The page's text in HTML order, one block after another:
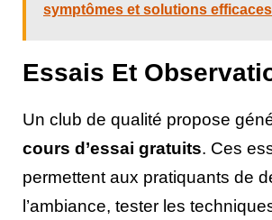
symptômes et solutions efficaces
Essais Et
Un club de qualité propose
cours d’essai gratuits. Ces
permettent aux pratiquants de
l’ambiance, tester les